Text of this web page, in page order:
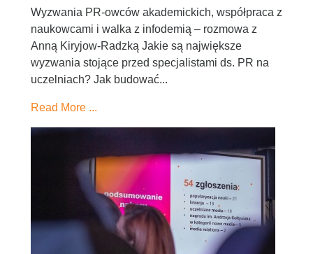
Wyzwania PR-owców akademickich, współpraca z
naukowcami i walka z infodemią – rozmowa z
Anną Kiryjow-Radzką Jakie są największe
wyzwania stojące przed specjalistami ds. PR na
uczelniach? Jak budować...
Read More ...